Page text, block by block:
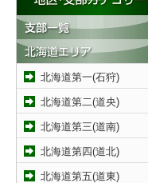
北海道第一(石狩)
北海道第二(道央)
北海道第三(道南)
北海道第四(道北)
北海道第五(道東)